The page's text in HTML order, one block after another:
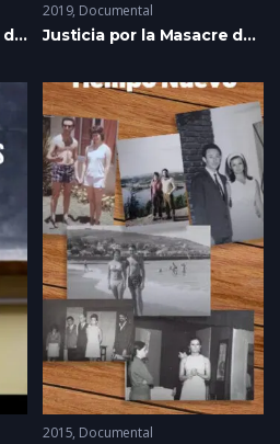
Nos quieren convencer de cómo debemos ser
2019 Documental
Justicia por la Masacre de Transradio
2015 Documental